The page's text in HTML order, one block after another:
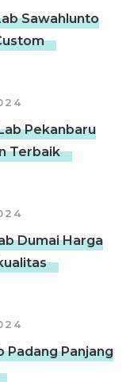
Sawahlunto
Pekanbaru
Terbaik
Dumai Harga
Padang Panjang